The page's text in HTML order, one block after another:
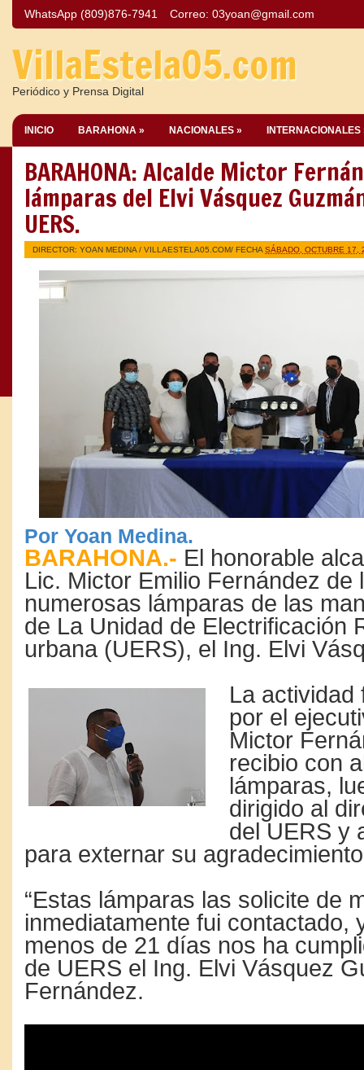
WhatsApp (809)876-7941 Correo: 03yoan@gmail.com
VillaEstela05.com
Periódico y Prensa Digital
INICIO BARAHONA » NACIONALES » INTERNACIONALES
BARAHONA: Alcalde Mictor
lámparas del Elvi Vásquez
UERS.
DIRECTOR: YOAN MEDINA / VILLAESTELA05.COM/ FECHA SÁBADO, OCTUBRE 17,
Por Yoan Medina.
BARAHONA.- El honorable
Lic. Mictor Emilio Fernández de
numerosas lámparas de las
de La Unidad de Electrificación
urbana (UERS), el Ing. Elvi
La actividad
por el
Mictor
recibio con
lámparas,
dirigido al
del UERS y
para externar su
“Estas lámparas las solicite de
inmediatamente fui contactado,
menos de 21 días nos ha
de UERS el Ing. Elvi Vásquez
Fernández.